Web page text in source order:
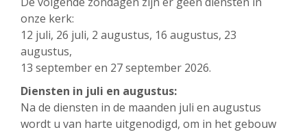
onze kerk:
12 juli, 26 juli, 2 augustus, 16 augustus, 23
augustus,
13 september en 27 september 2026.
Diensten in juli en augustus:
Na de diensten in de maanden juli en augustus
wordt u van harte uitgenodigd, om in het gebouw